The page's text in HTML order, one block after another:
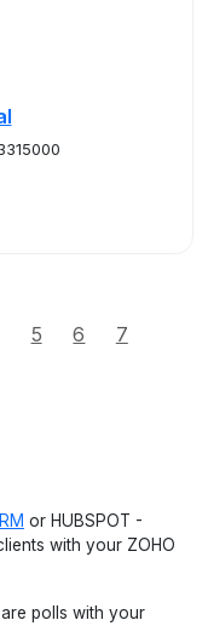
5 6
7
or HUBSPOT -
with your ZOHO
polls with your